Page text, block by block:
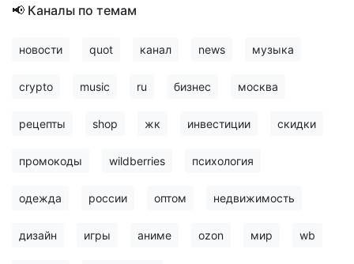
📢 Каналы по темам
новости quot канал news музыка
crypto music ru бизнес москва
рецепты shop жк инвестиции скидки
промокоды wildberries психология
одежда россии оптом недвижимость
дизайн игры аниме ozon мир wb